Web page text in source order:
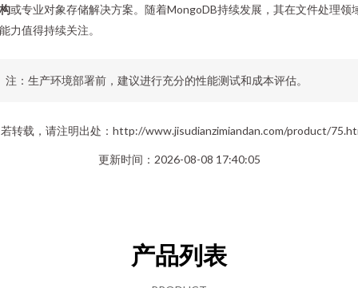
或专业对象存储解决方案。随着MongoDB持续发展，其在文件处理领
力值得持续关注。
注：生产环境部署前，建议进行充分的性能测试和成本评估。
转载，请注明出处：http://www.jisudianzimiandan.com/product/
更新时间：2026-08-08 17:40:05
产品列表